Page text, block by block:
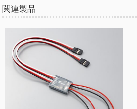
関連製品